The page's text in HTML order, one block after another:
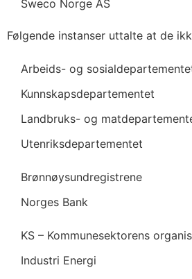
Sweco Norge AS
Følgende instanser uttalte at de
Arbeids- og
Kunnskapsdepartementet
Landbruks- og
Utenriksdepartementet
Brønnøysundregistrene
Norges Bank
KS – Kommunesektorens
Industri Energi